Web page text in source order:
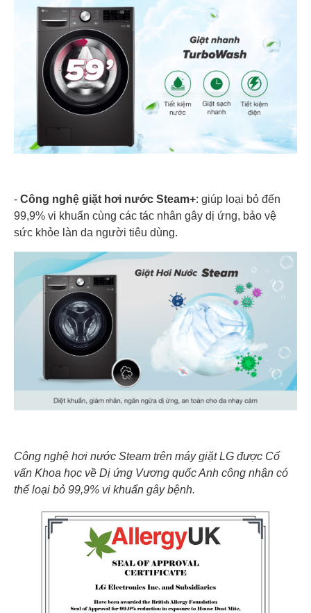
- Công nghệ giặt hơi nước Steam+: giúp loại bỏ đến
99,9% vi khuẩn cùng các tác nhân gây dị ứng, bảo vệ
sức khỏe làn da người tiêu dùng.
Công nghệ hơi nước Steam trên máy giặt LG được Cố
vấn Khoa học về Dị ứng Vương quốc Anh công nhận có
thể loại bỏ 99,9% vi khuẩn gây bệnh.